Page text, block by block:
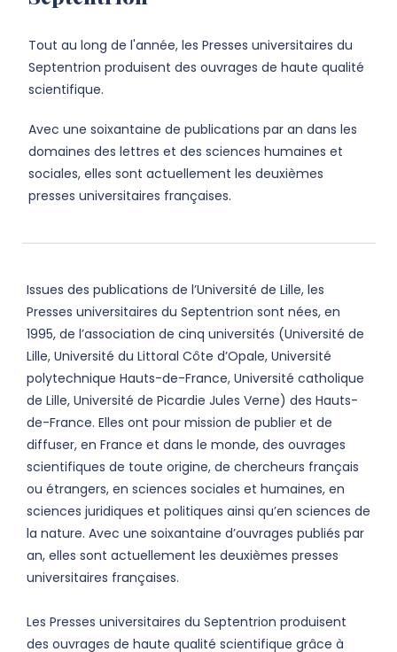
Tout au long de l'année, les Presses universitaires du
Septentrion produisent des ouvrages de haute qualité
scientifique.
Avec une soixantaine de publications par an dans les
domaines des lettres et des sciences humaines et
sociales, elles sont actuellement les deuxièmes
presses universitaires françaises.
Issues des publications de l’Université de Lille, les
Presses universitaires du Septentrion sont nées, en
1995, de l’association de cinq universités (Université de
Lille, Université du Littoral Côte d’Opale, Université
polytechnique Hauts-de-France, Université catholique
de Lille, Université de Picardie Jules Verne) des Hauts-
de-France. Elles ont pour mission de publier et de
diffuser, en France et dans le monde, des ouvrages
scientifiques de toute origine, de chercheurs français
ou étrangers, en sciences sociales et humaines, en
sciences juridiques et politiques ainsi qu’en sciences de
la nature. Avec une soixantaine d’ouvrages publiés par
an, elles sont actuellement les deuxièmes presses
universitaires françaises.
Les Presses universitaires du Septentrion produisent
des ouvrages de haute qualité scientifique grâce à